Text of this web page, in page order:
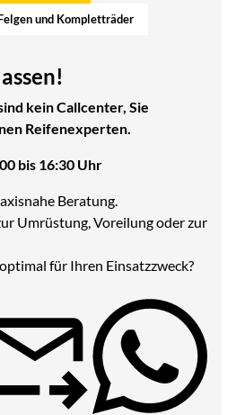
und Kompletträder
kein Callcenter, Sie
Reifenexperten.
bis 16:30 Uhr
Beratung.
Umrüstung, Voreilung oder zur
für Ihren Einsatzzweck?